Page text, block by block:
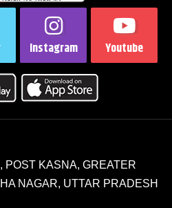
POST KASNA, GREATER
NAGAR, UTTAR PRADESH
Instagram Youtube